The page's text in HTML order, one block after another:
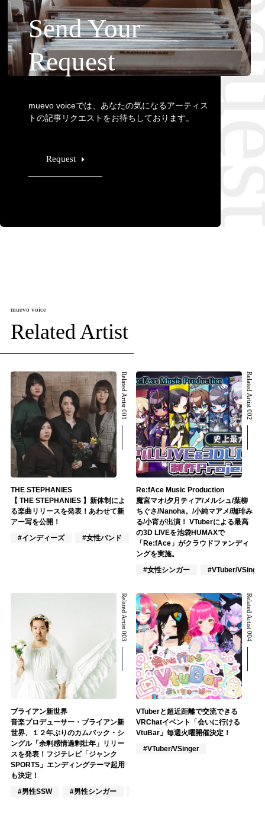
Send Your
Request
muevo voiceでは、あなたの気になるアーティス
トの記事リクエストをお待ちしております。
Request
muevo voice
Related Artist
Related Artist 001
THE STEPHANIES
【 THE STEPHANIES 】新体制によ
る楽曲リリースを発表！あわせて新
アー写を公開！
#インディーズ
#女性バンド #ロック
Related Artist 002
Re:fAce Music Production
魔宮マオ/夕月ティア/メルシュ/葉柳
ちぐさ/Nanoha。/小純マアメ/珈琲み
る/小宵が出演！ VTuberによる最高
の3D LIVEを池袋HUMAXで
「Re:fAce」がクラウドファンディ
ングを実施。
#女性シンガー
#VTuber/VSinger
Related Artist 003
ブライアン新世界
音楽プロデューサー・ブライアン新
世界、１２年ぶりのカムバック・シ
ングル「余剰感情過剰壮年」リリー
スを発表！フジテレビ「ジャンク
SPORTS」エンディングテーマ起用
も決定！
#男性SSW
#男性シンガー
Related Artist 004
VTuberと超近距離で交流できる
VRChatイベント「会いに行ける
VtuBar」毎週火曜開催決定！
#VTuber/VSinger